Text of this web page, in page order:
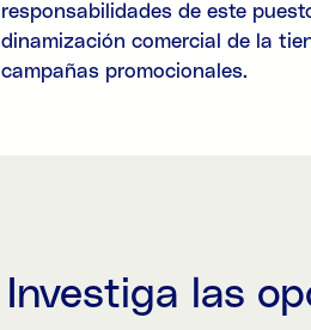
responsabilidades de este
dinamización comercial de la
campañas promocionales.
Investiga las